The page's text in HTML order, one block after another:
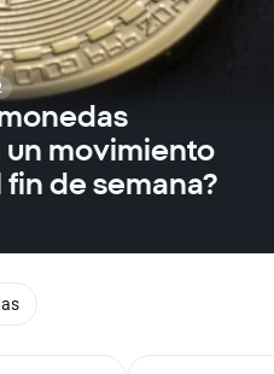
un movimiento
de semana?